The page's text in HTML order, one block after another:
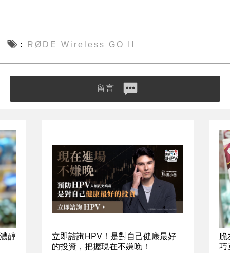
RØDE Wireless GO II
留言
醇
立即諮詢HPV！是對自己健康最好
的投資，把握現在不嫌晚！
脆
巧